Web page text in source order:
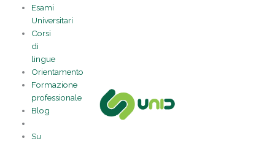
Esami
Universitari
Corsi
di
lingue
Orientamento
Formazione
professionale
Blog
Su